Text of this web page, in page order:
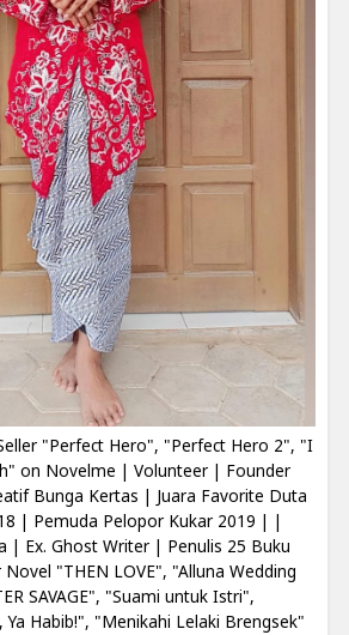
"Perfect Hero", "Perfect Hero 2", "I
on Novelme | Volunteer | Founder
Bunga Kertas | Juara Favorite Duta
| Pemuda Pelopor Kukar 2019 | |
| Ex. Ghost Writer | Penulis 25 Buku
"THEN LOVE", "Alluna Wedding
SAVAGE", "Suami untuk Istri",
Ya Habib!", "Menikahi Lelaki Brengsek"